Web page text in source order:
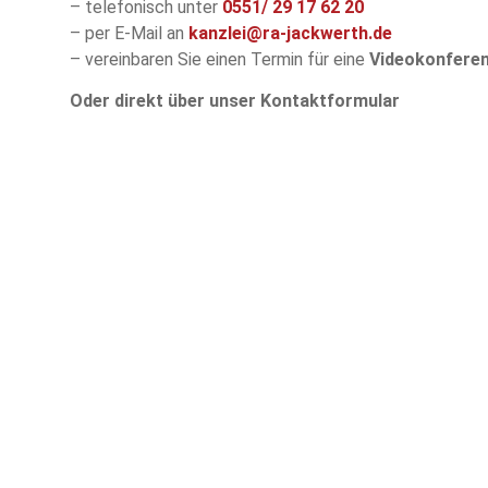
– telefonisch unter 0551/ 29 17 62 20
– per E-Mail an kanzlei@ra-jackwerth.de
– vereinbaren Sie einen Termin für eine
Oder direkt über unser Kontaktformular